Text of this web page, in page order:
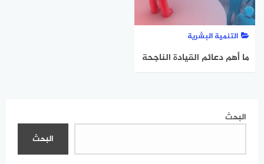
التنمية البشرية
ما أهم دعائم القيادة الناجحة
البحث
البحث